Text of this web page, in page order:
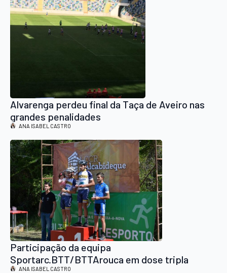
Alvarenga perdeu final da Taça de Aveiro nas
grandes penalidades
ANA ISABEL CASTRO
Participação da equipa
Sportarc.BTT/BTTArouca em dose tripla
ANA ISABEL CASTRO